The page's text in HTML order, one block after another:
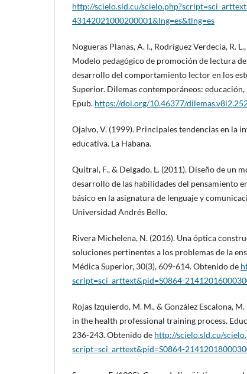
http://scielo.sld.cu/
43142021000200001&lng=es&tlng=es
Nogueras Planas, A. I., Rodríguez Verdecia, R.
Modelo pedagógico de promoción de lectura
desarrollo del comportamiento lector en los
Superior. Dilemas contemporáneos:
Epub. https://doi.org/10.46377/
Ojalvo, V. (1999). Principales tendencias en la
educativa. La Habana.
Quitral, F., & Delgado, L. (2011). Diseño de un
desarrollo de las habilidades del pensamiento
básico en la asignatura de lenguaje y
Universidad Andrés Bello.
Rivera Michelena, N. (2016). Una óptica
soluciones pertinentes a los problemas de la
Médica Superior, 30(3), 609-614. Obtenido de
script=sci_arttext&pid=S0864-
Rojas Izquierdo, M. M., & González Escalona,
in the health professional training process.
236-243. Obtenido de http://scielo.sld.cu/
script=sci_arttext&pid=S0864-